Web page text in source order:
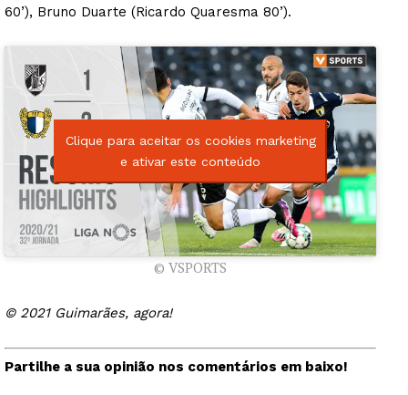
60’), Bruno Duarte (Ricardo Quaresma 80’).
Clique para aceitar os cookies marketing
e ativar este conteúdo
© VSPORTS
© 2021 Guimarães, agora!
Partilhe a sua opinião nos comentários em baixo!